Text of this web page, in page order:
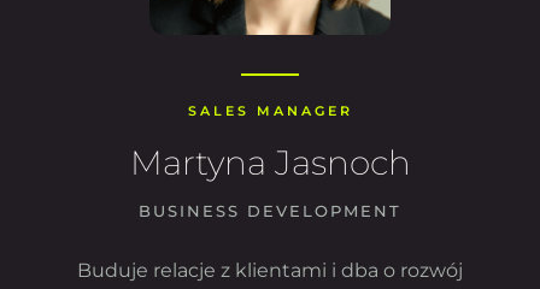
SALES MANAGER
Martyna Jasnoch
BUSINESS DEVELOPMENT
Buduje relacje z klientami i dba o rozwój